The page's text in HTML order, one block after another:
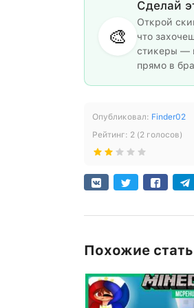
🎨
Сделай
Открой
что
стикеры —
прямо в
Опубликовал: Finder02
Рейтинг: 2 (2 голосов)
Похожие